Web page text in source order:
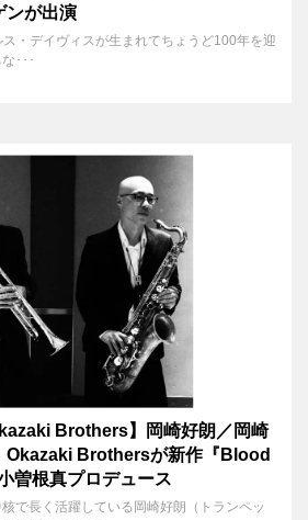
ンが出演
・デイヴィスが生まれてちょうど100年を迎
･･･
Brothers】岡崎好朗／岡崎
Okazaki Brothersが新作『Blood
曽根真プロデュース
で長く活躍している岡崎好朗（トランペッ